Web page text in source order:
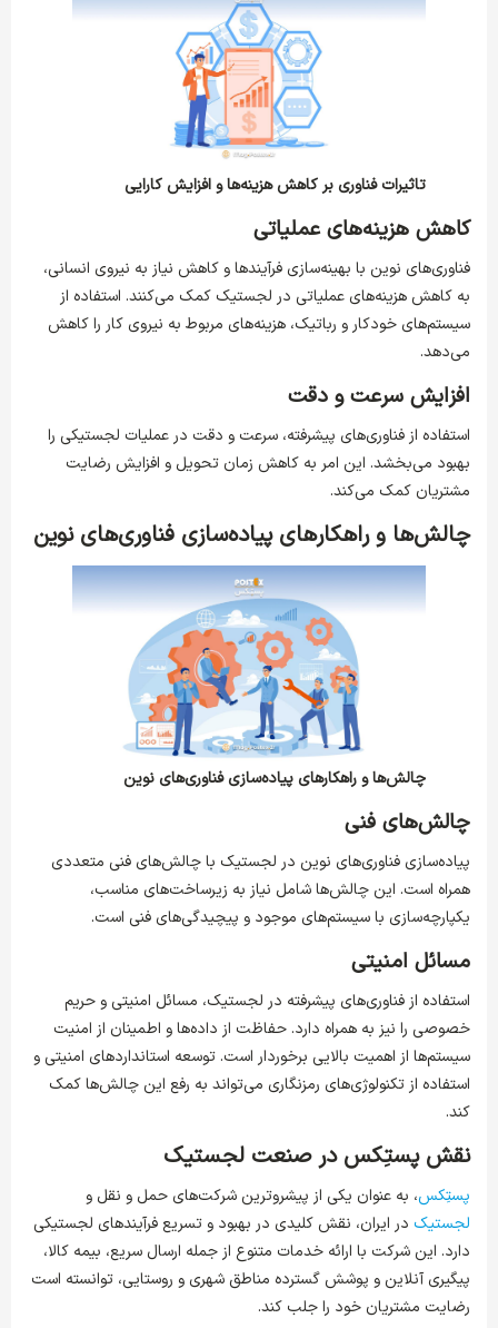
تاثیرات فناوری بر کاهش هزینه‌ها و افزایش کارایی
کاهش هزینه‌های عملیاتی
فناوری‌های نوین با بهینه‌سازی فرآیندها و کاهش نیاز به نیروی انسانی،
به کاهش هزینه‌های عملیاتی در لجستیک کمک می‌کنند. استفاده از
سیستم‌های خودکار و رباتیک، هزینه‌های مربوط به نیروی کار را کاهش
می‌دهد.
افزایش سرعت و دقت
استفاده از فناوری‌های پیشرفته، سرعت و دقت در عملیات لجستیکی را
بهبود می‌بخشد. این امر به کاهش زمان تحویل و افزایش رضایت
مشتریان کمک می‌کند.
چالش‌ها و راهکارهای پیاده‌سازی فناوری‌های نوین
چالش‌ها و راهکارهای پیاده‌سازی فناوری‌های نوین
چالش‌های فنی
پیاده‌سازی فناوری‌های نوین در لجستیک با چالش‌های فنی متعددی
همراه است. این چالش‌ها شامل نیاز به زیرساخت‌های مناسب،
یکپارچه‌سازی با سیستم‌های موجود و پیچیدگی‌های فنی است.
مسائل امنیتی
استفاده از فناوری‌های پیشرفته در لجستیک، مسائل امنیتی و حریم
خصوصی را نیز به همراه دارد. حفاظت از داده‌ها و اطمینان از امنیت
سیستم‌ها از اهمیت بالایی برخوردار است. توسعه استانداردهای امنیتی و
استفاده از تکنولوژی‌های رمزنگاری می‌تواند به رفع این چالش‌ها کمک
کند.
نقش پستِکس در صنعت لجستیک
پستِکس، به عنوان یکی از پیشروترین شرکت‌های حمل و نقل و
لجستیک در ایران، نقش کلیدی در بهبود و تسریع فرآیندهای لجستیکی
دارد. این شرکت با ارائه خدمات متنوع از جمله ارسال سریع، بیمه کالا،
پیگیری آنلاین و پوشش گسترده مناطق شهری و روستایی، توانسته است
رضایت مشتریان خود را جلب کند.